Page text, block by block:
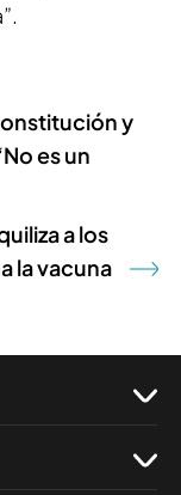
y
es un
a los
la vacuna